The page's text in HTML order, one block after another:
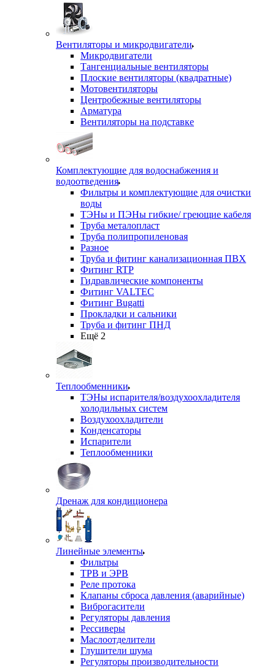
Вентиляторы и микродвигатели
Микродвигатели
Тангенциальные вентиляторы
Плоские вентиляторы (квадратные)
Мотовентиляторы
Центробежные вентиляторы
Арматура
Вентиляторы на подставке
Комплектующие для водоснабжения и
водоотведения
Фильтры и комплектующие для очистки
воды
ТЭНы и ПЭНы гибкие/ греющие кабеля
Труба металопласт
Труба полипропиленовая
Разное
Труба и фитинг канализационная ПВХ
Фитинг RTP
Гидравлические компоненты
Фитинг VALTEC
Фитинг Bugatti
Прокладки и сальники
Труба и фитинг ПНД
Ещё 2
Теплообменники
ТЭНы испарителя/воздухоохладителя
холодильных систем
Воздухоохладители
Конденсаторы
Испарители
Теплообменники
Дренаж для кондиционера
Линейные элементы
Фильтры
ТРВ и ЭРВ
Реле протока
Клапаны сброса давления (аварийные)
Виброгасители
Регуляторы давления
Рессиверы
Маслоотделители
Глушители шума
Регуляторы производительности